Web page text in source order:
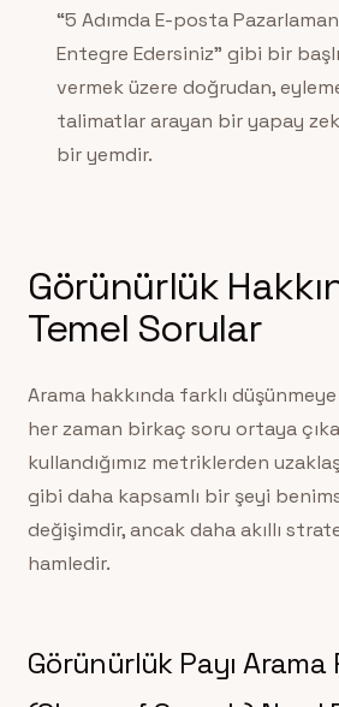
“5 Adımda E-posta
Entegre Edersiniz” gibi bir
vermek üzere doğrudan,
talimatlar arayan bir yapay
bir yemdir.
Görünürlük
Temel Sorular
Arama hakkında farklı düşünmeye
her zaman birkaç soru ortaya
kullandığımız metriklerden
gibi daha kapsamlı bir şeyi
değişimdir, ancak daha akıllı
hamledir.
Görünürlük Payı Arama